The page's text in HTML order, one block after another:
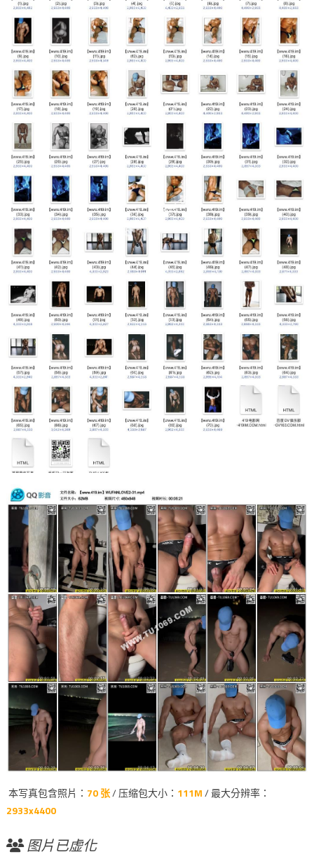
本写真包含照片： 70 张/ 压缩包大小： 111M/ 最大分辨率：
2933x4400
图片已虚化